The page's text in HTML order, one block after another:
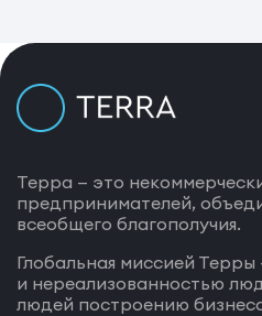
Терра — это
предпринимателей,
всеобщего благополучия.
Глобальная миссией
и нереализованностью
людей построению